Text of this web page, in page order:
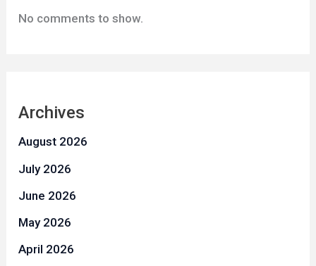
No comments to show.
Archives
August 2026
July 2026
June 2026
May 2026
April 2026